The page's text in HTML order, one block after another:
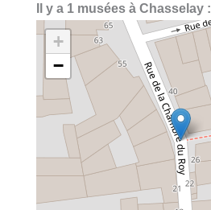
Il y a 1 musées à Chasselay :
+
−